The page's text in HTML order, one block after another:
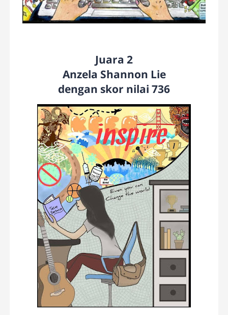
Juara 2
Anzela Shannon Lie
dengan skor nilai 736